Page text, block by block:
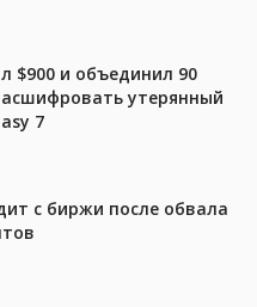
$900 и объединил 90
утерянный
7
с биржи после обвала